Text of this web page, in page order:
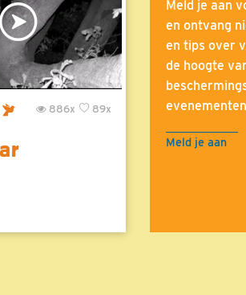
89x
886x
Meld je aan
en ontvang
en tips over
de hoogte
Meld je aan